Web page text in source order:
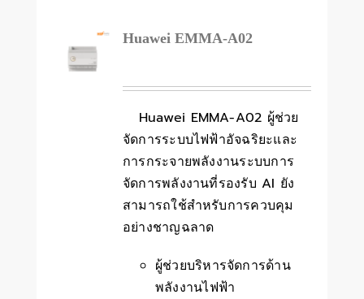
Huawei EMMA-A02
Huawei EMMA-A02 ผู้ช่วย
จัดการระบบไฟฟ้าอัจฉริยะและ
การกระจายพลังงานระบบการ
จัดการพลังงานที่รองรับ AI ยัง
สามารถใช้สำหรับการควบคุม
อย่างชาญฉลาด
ผู้ช่วยบริหารจัดการด้าน
พลังงานไฟฟ้า